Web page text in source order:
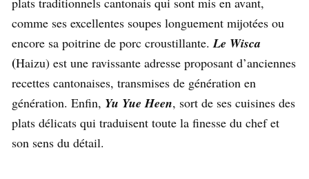
comme ses excellentes soupes longuement mijotées ou
encore sa poitrine de porc croustillante. Le Wisca
(Haizu) est une ravissante adresse proposant d’anciennes
recettes cantonaises, transmises de génération en
génération. Enfin, Yu Yue Heen, sort de ses cuisines des
plats délicats qui traduisent toute la finesse du chef et
son sens du détail.